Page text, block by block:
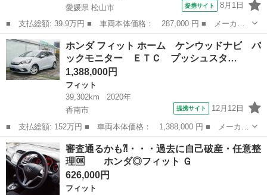
愛媛県 松山市
提携サイト 8月1日
■ 支払総額: 39.9万円 ■ 車両本体価格： 287,000 円 ■ メーカー
名： ホンダ ■ 車種名： フィット ■ グレード名： １３Ｇ・Ｌ
パッケージ ＥＴＣ バックカメラ ナビ ＴＶ オートライト Ｌ
ＥＤヘッドラ...
愛媛 松山市 フィット
ホンダ フィット ホーム ケンウッドナビ バ
ックモニター ＥＴＣ プッシュスタ…
1,388,000円
フィット
39,302km
2020年
香南市
提携サイト 12月12日
■ 支払総額: 152万円 ■ 車両本体価格： 1,388,000 円 ■ メーカー
名： ホンダ ■ 車種名： フィット ■ グレード名： ホーム ケ
ンウッドナビ バックモニター ＥＴＣ プッシュスタート オート
エアコン ...
高知 香南市 フィット
審査通るかも⁈・・・過去に自己破産・任意整
理🆗 ホンダ◎フィット Ｇ
626,000円
フィット